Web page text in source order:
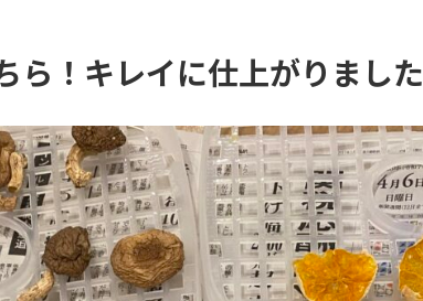
ら！キレイに仕上がりました